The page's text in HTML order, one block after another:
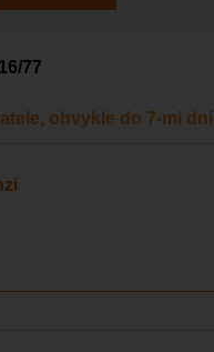
77
obvykle do 7-mi dní